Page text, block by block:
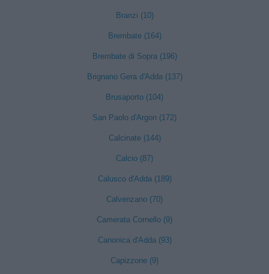
Branzi (10)
Brembate (164)
Brembate di Sopra (196)
Brignano Gera d'Adda (137)
Brusaporto (104)
San Paolo d'Argon (172)
Calcinate (144)
Calcio (87)
Calusco d'Adda (189)
Calvenzano (70)
Camerata Cornello (9)
Canonica d'Adda (93)
Capizzone (9)